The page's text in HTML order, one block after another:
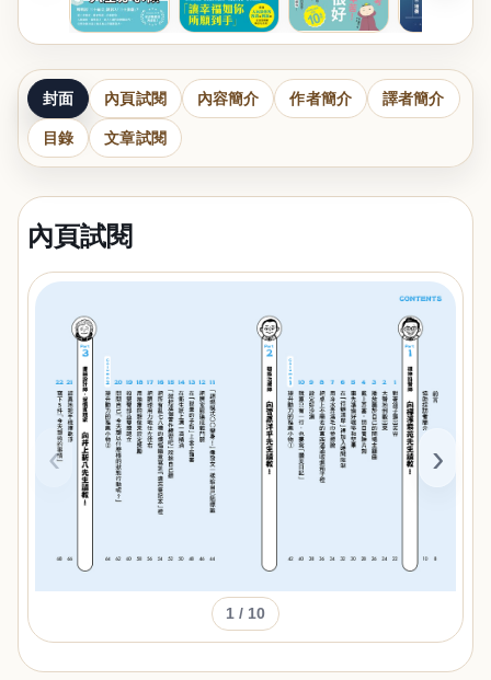
封面 內頁試閱 內容簡介 作者簡介 譯者簡介
目錄 文章試閱
內頁試閱
‹ ›
1 / 10